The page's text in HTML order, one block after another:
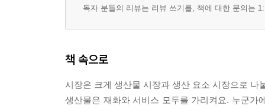
독자 분들의 리뷰는 리뷰 쓰기를, 책에 대한 문의는
책 속으로
시장은 크게 생산물 시장과 생산 요소 시장으로
생산물은 재화와 서비스 모두를 가리켜요. 누군가